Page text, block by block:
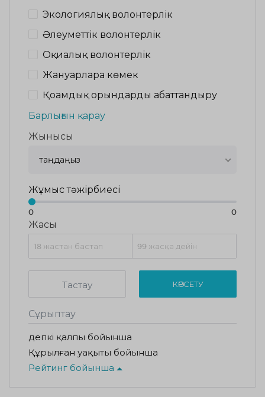
Экологиялық волонтерлік
Әлеуметтік волонтерлік
Оқиғалық волонтерлік
Жануарларға көмек
Қоғамдық орындарды абаттандыру
Барлығын қарау
Жынысы
таңдаңыз
Жұмыс тәжірбиесі
0 0
Жасы
Тастау КӨРСЕТУ
Сұрыптау
Әдепкі қалпы бойынша
Құрылған уақыты бойынша
Рейтинг бойынша